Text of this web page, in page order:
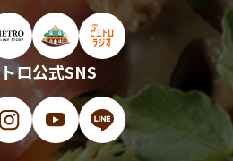
公式サイト（新しいウィンドウで
ピエトロオンラインストア（新しい
ピエトロホームタウン（新
ピエトロラジオ（新
ロ公式SNS
いウィンドウで開きます）
Instagram（新しいウィンドウで開
YouTube（新しいウィンド
LINE（新しいウィン